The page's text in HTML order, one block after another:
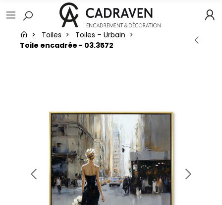
Toiles
Toiles – Urbain
Toile encadrée - 03.3572